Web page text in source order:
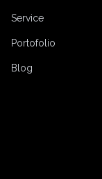
Service
Portofolio
Blog